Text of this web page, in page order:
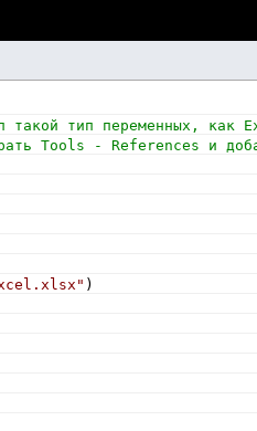
такой тип переменных,
Tools - References и
)